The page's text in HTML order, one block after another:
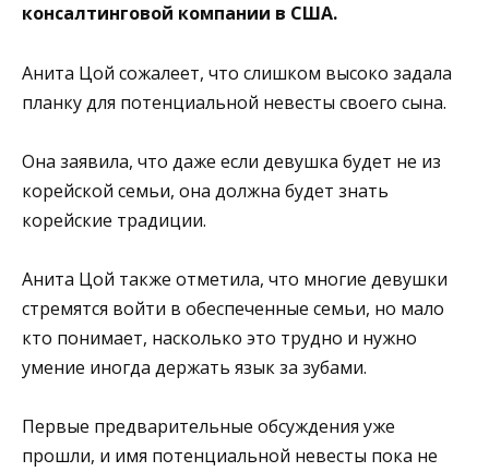
консалтинговой компании в США.
Анита Цой сожалеет, что слишком высоко задала
планку для потенциальной невесты своего сына.
Она заявила, что даже если девушка будет не из
корейской семьи, она должна будет знать
корейские традиции.
Анита Цой также отметила, что многие девушки
стремятся войти в обеспеченные семьи, но мало
кто понимает, насколько это трудно и нужно
умение иногда держать язык за зубами.
Первые предварительные обсуждения уже
прошли, и имя потенциальной невесты пока не